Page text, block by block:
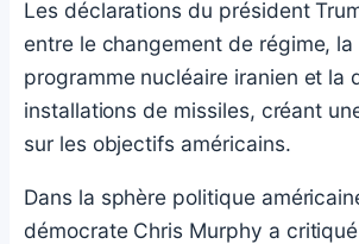
Les déclarations du président
entre le changement de régime,
programme nucléaire iranien et la
installations de missiles, créant
sur les objectifs américains.
Dans la sphère politique
démocrate Chris Murphy a